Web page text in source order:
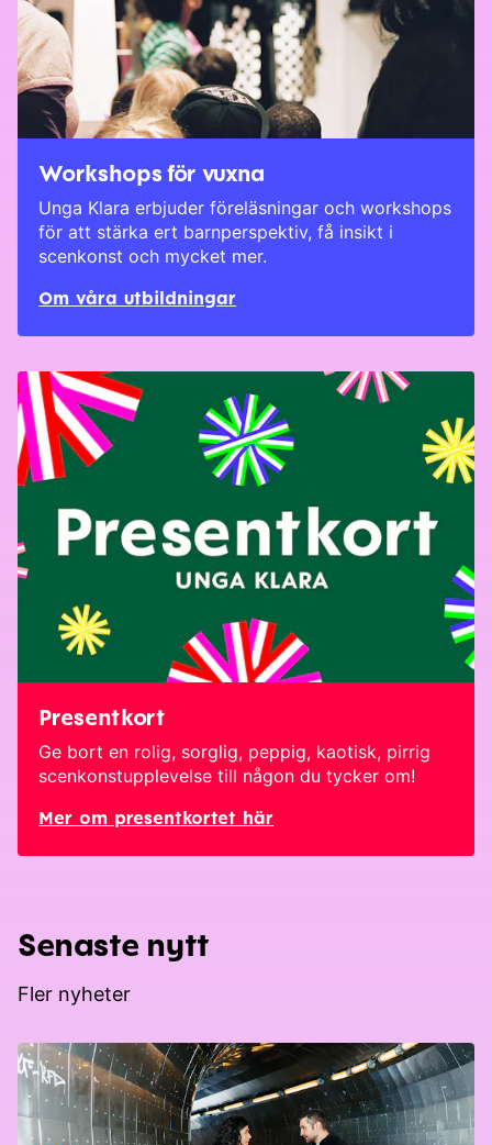
Workshops för vuxna
Unga Klara erbjuder föreläsningar och workshops
för att stärka ert barnperspektiv, få insikt i
scenkonst och mycket mer.
Om våra utbildningar
Presentkort
Ge bort en rolig, sorglig, peppig, kaotisk, pirrig
scenkonstupplevelse till någon du tycker om!
Mer om presentkortet här
Senaste nytt
Fler nyheter